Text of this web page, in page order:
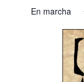
fecha.
En marcha